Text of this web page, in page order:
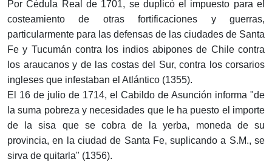
Por Cédula Real de 1701, se duplicó el impuesto para el
costeamiento de otras fortificaciones y guerras,
particularmente para las defensas de las ciudades de Santa
Fe y Tucumán contra los indios abipones de Chile contra
los araucanos y de las costas del Sur, contra los corsarios
ingleses que infestaban el Atlántico (1355).
El 16 de julio de 1714, el Cabildo de Asunción informa "de
la suma pobreza y necesidades que le ha puesto el importe
de la sisa que se cobra de la yerba, moneda de su
provincia, en la ciudad de Santa Fe, suplicando a S.M., se
sirva de quitarla" (1356).